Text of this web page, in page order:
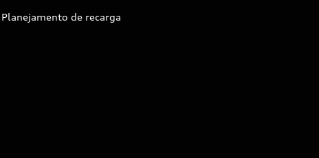
Planejamento de recarga